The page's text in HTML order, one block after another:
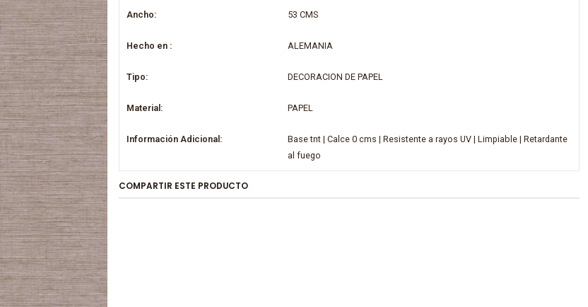
Ancho: 53 CMS
Hecho en : ALEMANIA
Tipo: DECORACION DE PAPEL
Material: PAPEL
Información Adicional:
Base tnt | Calce 0 cms | Resistente a rayos UV | Limpiable | Retardante
al fuego
COMPARTIR ESTE PRODUCTO